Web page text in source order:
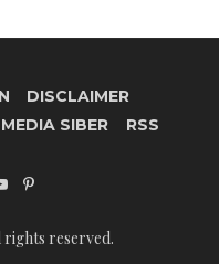
DISCLAIMER
SIBER
RSS
reserved.